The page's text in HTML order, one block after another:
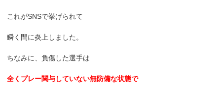
これがSNSで挙げられて
瞬く間に炎上しました。
ちなみに、負傷した選手は
全くプレー関与していない無防備な状態で